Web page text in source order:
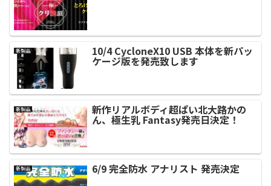
新製品 10/4 CycloneX10 USB 本体を新パッ
ケージ版を発売致します
新製品 新作リアルボディ超ぱい北大路かの
ん、極生乳 Fantasy発売日決定！
新製品 6/9 完全防水 アナリスト 発売決定